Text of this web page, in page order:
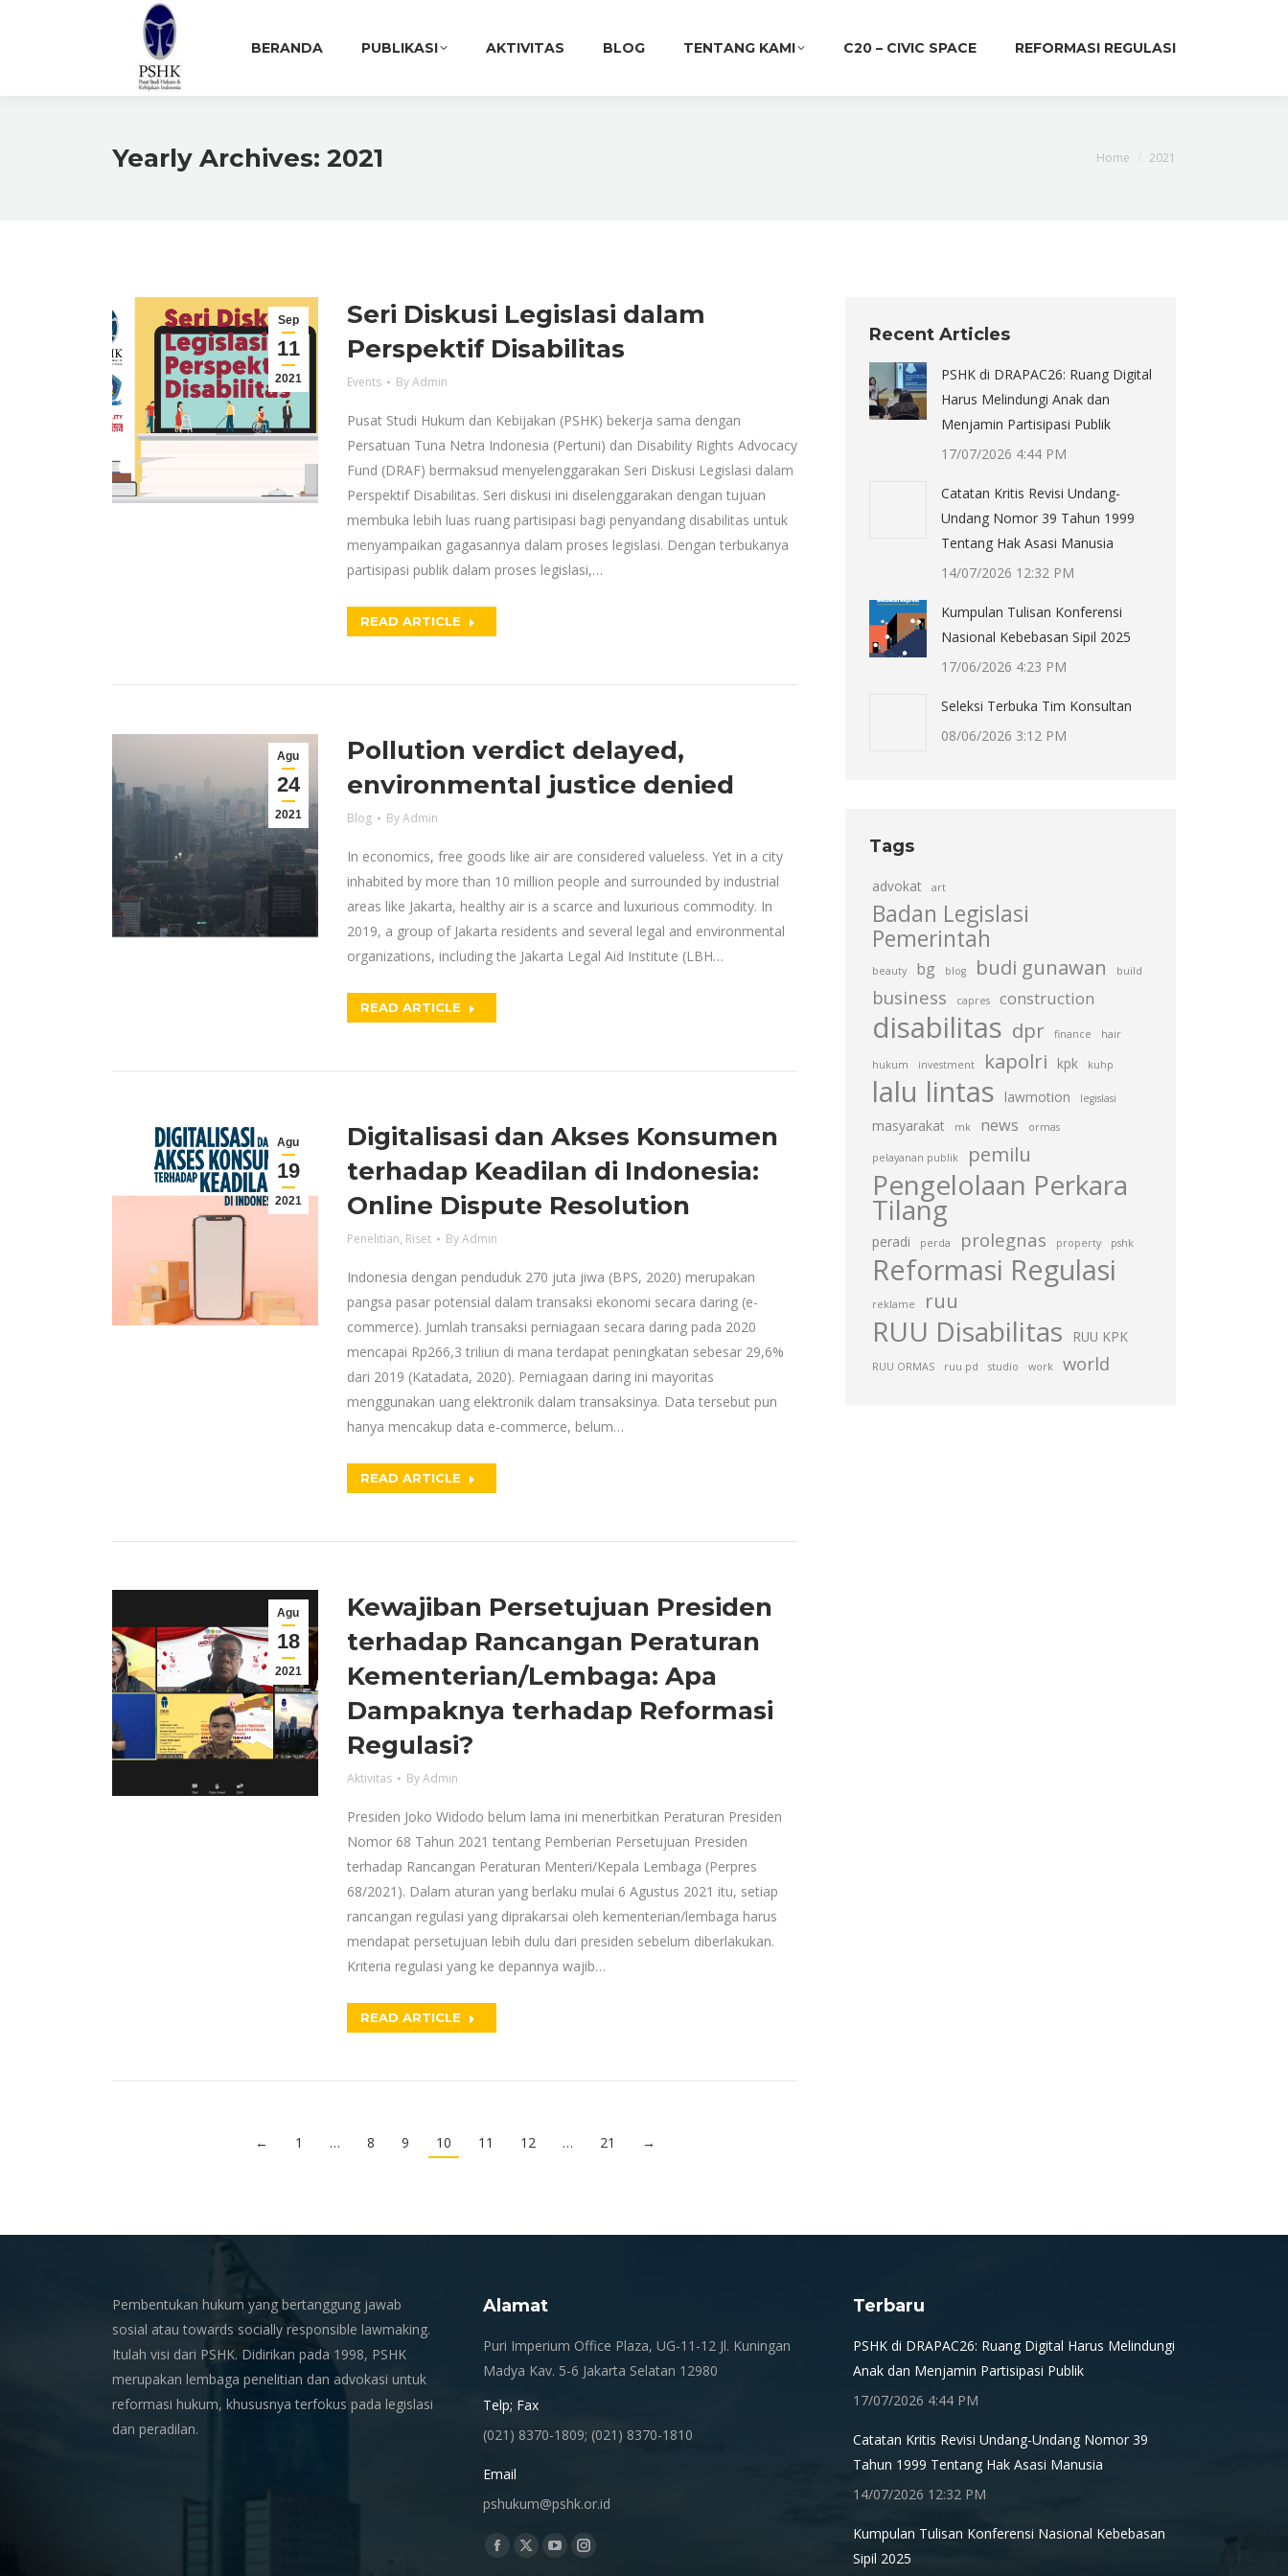
BERANDA PUBLIKASI AKTIVITAS BLOG TENTANG KAMI C20 – CIVIC SPACE REFORMASI REGULASI
Yearly Archives: 2021 You are here:
Home 2021
Sep
11
2021
Seri Diskusi Legislasi dalam
Perspektif Disabilitas
Events ByAdmin
Pusat Studi Hukum dan Kebijakan (PSHK) bekerja sama dengan
Persatuan Tuna Netra Indonesia (Pertuni) dan Disability Rights Advocacy
Fund (DRAF) bermaksud menyelenggarakan Seri Diskusi Legislasi dalam
Perspektif Disabilitas. Seri diskusi ini diselenggarakan dengan tujuan
membuka lebih luas ruang partisipasi bagi penyandang disabilitas untuk
menyampaikan gagasannya dalam proses legislasi. Dengan terbukanya
partisipasi publik dalam proses legislasi,…
READ ARTICLE
Agu
24
2021
Pollution verdict delayed,
environmental justice denied
Blog ByAdmin
In economics, free goods like air are considered valueless. Yet in a city
inhabited by more than 10 million people and surrounded by industrial
areas like Jakarta, healthy air is a scarce and luxurious commodity. In
2019, a group of Jakarta residents and several legal and environmental
organizations, including the Jakarta Legal Aid Institute (LBH…
READ ARTICLE
Agu
19
2021
Digitalisasi dan Akses Konsumen
terhadap Keadilan di Indonesia:
Online Dispute Resolution
Penelitian, Riset ByAdmin
Indonesia dengan penduduk 270 juta jiwa (BPS, 2020) merupakan
pangsa pasar potensial dalam transaksi ekonomi secara daring (e-
commerce). Jumlah transaksi perniagaan secara daring pada 2020
mencapai Rp266,3 triliun di mana terdapat peningkatan sebesar 29,6%
dari 2019 (Katadata, 2020). Perniagaan daring ini mayoritas
menggunakan uang elektronik dalam transaksinya. Data tersebut pun
hanya mencakup data e-commerce, belum…
READ ARTICLE
Agu
18
2021
Kewajiban Persetujuan Presiden
terhadap Rancangan Peraturan
Kementerian/Lembaga: Apa
Dampaknya terhadap Reformasi
Regulasi?
Aktivitas ByAdmin
Presiden Joko Widodo belum lama ini menerbitkan Peraturan Presiden
Nomor 68 Tahun 2021 tentang Pemberian Persetujuan Presiden
terhadap Rancangan Peraturan Menteri/Kepala Lembaga (Perpres
68/2021). Dalam aturan yang berlaku mulai 6 Agustus 2021 itu, setiap
rancangan regulasi yang diprakarsai oleh kementerian/lembaga harus
mendapat persetujuan lebih dulu dari presiden sebelum diberlakukan.
Kriteria regulasi yang ke depannya wajib…
READ ARTICLE
← 1 … 8 9 10 11 12 … 21 →
Recent Articles
PSHK di DRAPAC26: Ruang Digital
Harus Melindungi Anak dan
Menjamin Partisipasi Publik
17/07/2026 4:44 PM
Catatan Kritis Revisi Undang-
Undang Nomor 39 Tahun 1999
Tentang Hak Asasi Manusia
14/07/2026 12:32 PM
Kumpulan Tulisan Konferensi
Nasional Kebebasan Sipil 2025
17/06/2026 4:23 PM
Seleksi Terbuka Tim Konsultan
08/06/2026 3:12 PM
Tags
advokat art
Badan Legislasi
Pemerintah
beauty bg blog budi gunawan build
business capres construction
disabilitas dpr finance hair
hukum investment kapolri kpk kuhp
lalu lintas lawmotion legislasi
masyarakat mk news ormas
pelayanan publik pemilu
Pengelolaan Perkara
Tilang
peradi perda prolegnas property pshk
Reformasi Regulasi
reklame ruu
RUU Disabilitas RUU KPK
RUU ORMAS ruu pd studio work world
Pembentukan hukum yang bertanggung jawab
sosial atau towards socially responsible lawmaking.
Itulah visi dari PSHK. Didirikan pada 1998, PSHK
merupakan lembaga penelitian dan advokasi untuk
reformasi hukum, khususnya terfokus pada legislasi
dan peradilan.
Alamat
Puri Imperium Office Plaza, UG-11-12 Jl. Kuningan
Madya Kav. 5-6 Jakarta Selatan 12980
Telp; Fax
(021) 8370-1809; (021) 8370-1810
Email
pshukum@pshk.or.id
Find us on:
Facebook
X
YouTubeInstagram
Terbaru
PSHK di DRAPAC26: Ruang Digital Harus Melindungi
Anak dan Menjamin Partisipasi Publik
17/07/2026 4:44 PM
Catatan Kritis Revisi Undang-Undang Nomor 39
Tahun 1999 Tentang Hak Asasi Manusia
14/07/2026 12:32 PM
Kumpulan Tulisan Konferensi Nasional Kebebasan
Sipil 2025